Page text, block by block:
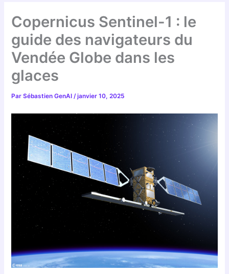
Copernicus Sentinel-1 : le
guide des navigateurs du
Vendée Globe dans les
glaces
ParSébastien GenAI/janvier 10, 2025